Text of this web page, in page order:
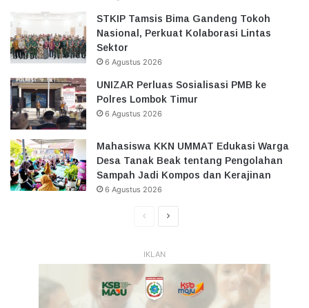
STKIP Tamsis Bima Gandeng Tokoh
Nasional, Perkuat Kolaborasi Lintas
Sektor
6 Agustus 2026
UNIZAR Perluas Sosialisasi PMB ke
Polres Lombok Timur
6 Agustus 2026
Mahasiswa KKN UMMAT Edukasi Warga
Desa Tanak Beak tentang Pengolahan
Sampah Jadi Kompos dan Kerajinan
6 Agustus 2026
HalamanHalaman
IKLAN